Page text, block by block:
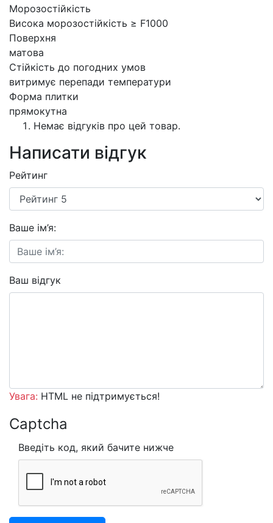
Морозостійкість
Висока морозостійкість ≥ F1000
Поверхня
матова
Стійкість до погодних умов
витримує перепади температури
Форма плитки
прямокутна
Немає відгуків про цей товар.
Написати відгук
Рейтинг
Ваше ім’я:
Ваш відгук
Увага: HTML не підтримується!
Captcha
Введіть код, який бачите нижче